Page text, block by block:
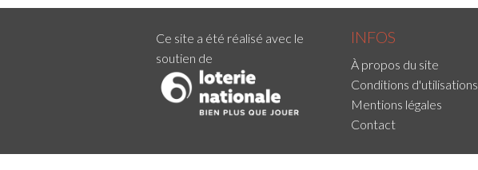
Ce site a été réalisé avec le
soutien de
INFOS
À propos du site
Conditions d'utilisations
Mentions légales
Contact